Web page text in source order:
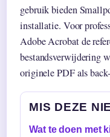
gebruik bieden
installatie. Voor
Adobe Acrobat de
bestandsverwijdering
originele PDF als
MIS DEZE
Wat te doen met